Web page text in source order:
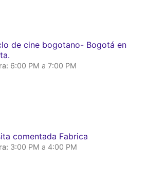
de cine bogotano- Bogotá en
6:00 PM a 7:00 PM
comentada Fabrica
3:00 PM a 4:00 PM